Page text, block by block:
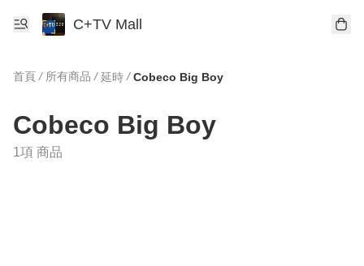
C+TV Mall
首頁 / 所有商品 / 延時 / Cobeco Big Boy
Cobeco Big Boy
1項 商品